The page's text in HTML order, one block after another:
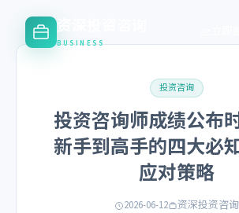
资深投资咨询
BUSINESS
投资咨询
投资咨询师成绩公布
新手到高手的四大必
应对策略
2026-06-12 资深投资咨询